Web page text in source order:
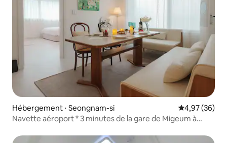
Hébergement ⋅ Seongnam-si Évaluation
4,97 (36)
Navette aéroport * 3 minutes de la gare de Migeum à
* Hôpital de l'Université de Séoul * Hébergement légal